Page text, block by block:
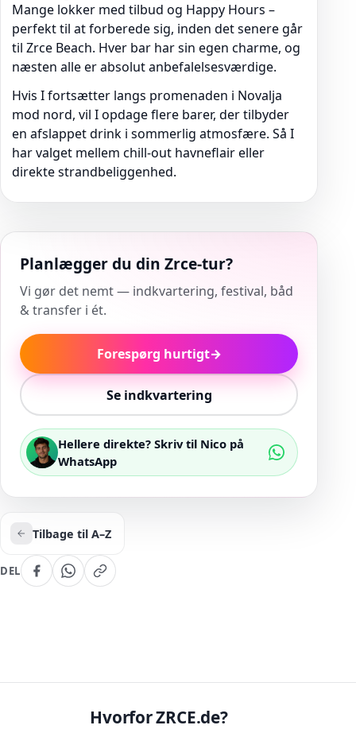
Mange lokker med tilbud og Happy Hours –
perfekt til at forberede sig, inden det senere går
til Zrce Beach. Hver bar har sin egen charme, og
næsten alle er absolut anbefalelsesværdige.
Hvis I fortsætter langs promenaden i Novalja
mod nord, vil I opdage flere barer, der tilbyder
en afslappet drink i sommerlig atmosfære. Så I
har valget mellem chill-out havneflair eller
direkte strandbeliggenhed.
Planlægger du din Zrce-tur?
Vi gør det nemt — indkvartering, festival, båd
& transfer i ét.
Forespørg hurtigt→
Se indkvartering
Hellere direkte? Skriv til Nico på
WhatsApp
Tilbage til A–Z
DEL
Hvorfor ZRCE.de?